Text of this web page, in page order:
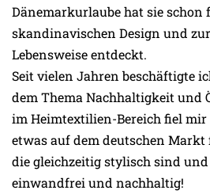
Dänemarkurlaube hat sie schon
skandinavischen Design und
Lebensweise entdeckt.
Seit vielen Jahren beschäftigte
dem Thema Nachhaltigkeit und
im Heimtextilien-Bereich fiel mir
etwas auf dem deutschen Markt
die gleichzeitig stylisch sind
einwandfrei und nachhaltig!